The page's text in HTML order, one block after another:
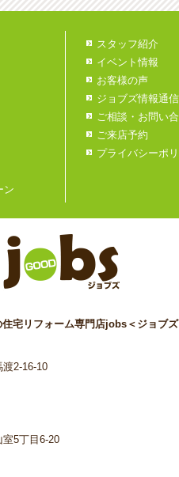
ン
スタッフ紹介
イベント情報
お客様の声
ジョブズ情報通信
ご相談・お問い
ご来店予約
プライバシーポ
宅リフォーム専門店jobs＜ジョブズ
2-16-10
5丁目6-20